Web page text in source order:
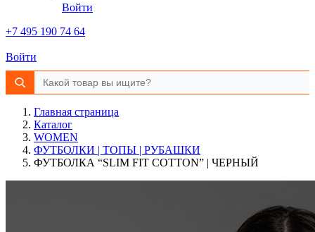
Войти
+7 495 190 74 64
Войти
Главная страница
Каталог
WOMEN
ФУТБОЛКИ | ТОПЫ | РУБАШКИ
ФУТБОЛКА “SLIM FIT COTTON” | ЧЕРНЫЙ